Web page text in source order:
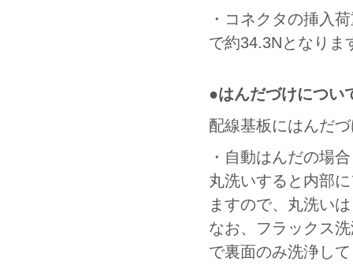
・コネクタの挿入
で約34.3Nとなりま
●はんだづけについ
配線基板にはんだ
・自動はんだの場合
丸洗いすると内部
ますので、丸洗い
なお、フラックス
で裏面のみ洗浄し